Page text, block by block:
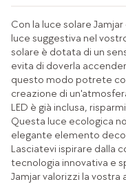
Con la luce solare
luce suggestiva nel
solare è dotata di un
evita di doverla
questo modo potrete
creazione di
LED è già inclusa,
Questa luce ecologica
elegante elemento
Lasciatevi ispirare dalla
tecnologia innovativa e
Jamjar valorizzi la vostra